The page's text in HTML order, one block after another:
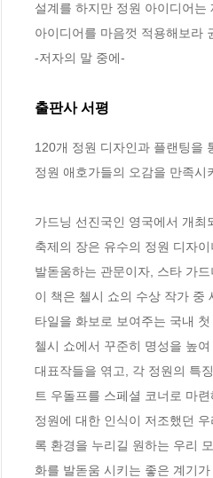
설계를 하지만 정원 아이디어
아이디어를 마음껏 적용해보라
-저자의 말 중에-
출판사 서평
120개 정원 디자인과 플랜팅을
정원 애호가들의 오감을 만족시
가드닝 선진국인 영국에서 개최
축제의 장은 유수의 정원 디자
발돋움하는 관문이자, 스타 가
이 책은 첼시 쇼의 수상 작가 중
타일을 화보로 보여주는 국내 첫
첼시 쇼에서 꾸준히 명성을 높
대표작들을 엮고, 각 정원의 특
트 우돌프를 스페셜 코너로 마
정원에 대한 인식이 저조했던
록 환경을 누리길 원하는 우리
화를 발돋움 시키는 좋은 계기가